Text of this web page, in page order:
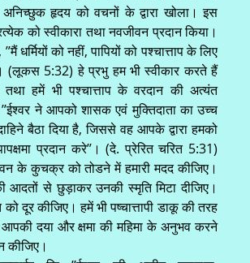
हृदय को वचनों के द्वारा खोला। इस
को स्वीकारा तथा नवजीवन प्रदान किया।
धर्मियों को नहीं, पापियों को पश्चात्ताप के लिए
(लूकस 5:32) हे प्रभु हम भी स्वीकार करते हैं
हमें भी पश्चात्ताप के वरदान की अत्यंत
ने आपको शासक एवं मुक्तिदाता का उच्च
बैठा दिया है, जिससे वह आपके द्वारा हमको
प्रदान करे’’। (दे. प्रेरित चरित 5:31)
के कुचक्र को तोडने में हमारी मदद कीजिए।
आदतों से छुड़ाकर उनकी स्मृति मिटा दीजिए।
को दूर कीजिए। हमें भी पष्चात्तापी डाकू की तरह
दया और क्षमा की महिमा के अनुभव करने
कीजिए।